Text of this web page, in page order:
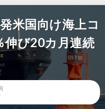
米国向け海上コ
伸び20カ月連続